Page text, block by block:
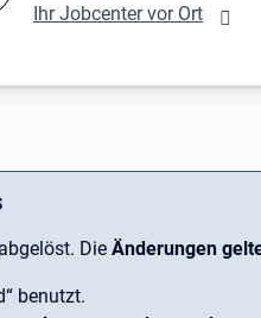
Ihr Jobcenter vor Ort
Die Änderungen
benutzt.